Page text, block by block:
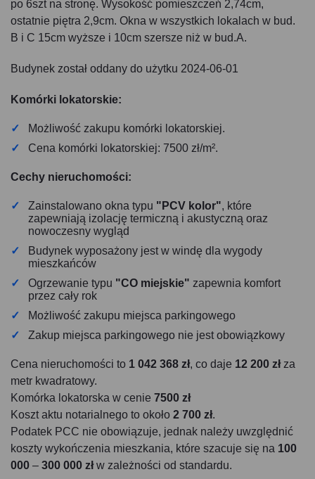
po 6szt na stronę. Wysokość pomieszczeń 2,74cm,
ostatnie piętra 2,9cm. Okna w wszystkich lokalach w bud.
B i C 15cm wyższe i 10cm szersze niż w bud.A.
Budynek został oddany do użytku 2024-06-01
Komórki lokatorskie:
Możliwość zakupu komórki lokatorskiej.
Cena komórki lokatorskiej: 7500 zł/m².
Cechy nieruchomości:
Zainstalowano okna typu "PCV kolor", które
zapewniają izolację termiczną i akustyczną oraz
nowoczesny wygląd
Budynek wyposażony jest w windę dla wygody
mieszkańców
Ogrzewanie typu "CO miejskie" zapewnia komfort
przez cały rok
Możliwość zakupu miejsca parkingowego
Zakup miejsca parkingowego nie jest obowiązkowy
Cena nieruchomości to 1 042 368 zł, co daje 12 200 złza
metr kwadratowy.
Komórka lokatorska w cenie 7500 zł
Koszt aktu notarialnego to około 2 700 zł.
Podatek PCC nie obowiązuje, jednak należy uwzględnić
koszty wykończenia mieszkania, które szacuje się na 100
000 – 300 000 złw zależności od standardu.